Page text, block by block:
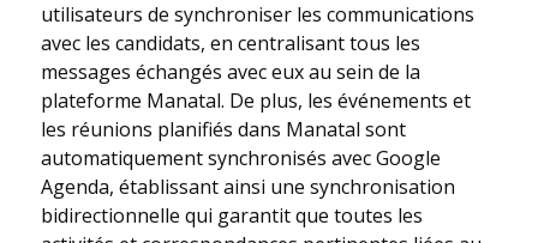
utilisateurs de synchroniser les communications
avec les candidats, en centralisant tous les
messages échangés avec eux au sein de la
plateforme Manatal. De plus, les événements et
les réunions planifiés dans Manatal sont
automatiquement synchronisés avec Google
Agenda, établissant ainsi une synchronisation
bidirectionnelle qui garantit que toutes les